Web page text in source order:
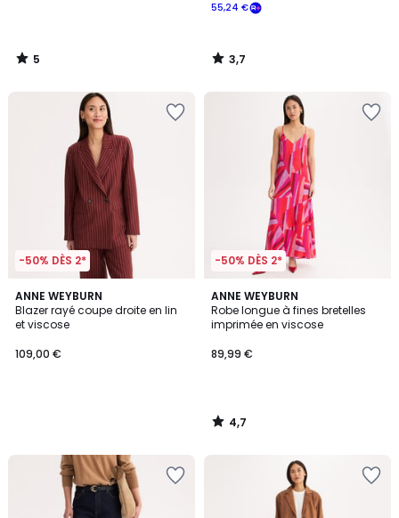
5
/
55,24 €
3,7
/
-50% DÈS 2*
ANNE WEYBURN
Blazer rayé coupe droite en lin
et viscose
109,00 €
-50% DÈS 2*
ANNE WEYBURN
Robe longue à fines bretelles
imprimée en viscose
89,99 €
4,7
/ 5
4,7
/